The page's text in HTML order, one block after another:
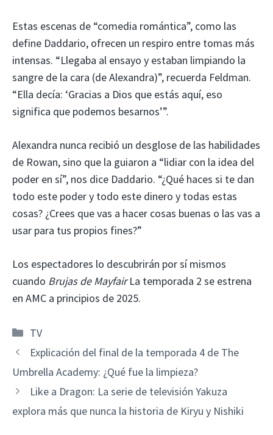
Estas escenas de “comedia romántica”, como las
define Daddario, ofrecen un respiro entre tomas más
intensas. “Llegaba al ensayo y estaban limpiando la
sangre de la cara (de Alexandra)”, recuerda Feldman.
“Ella decía: ‘Gracias a Dios que estás aquí, eso
significa que podemos besarnos’”.
Alexandra nunca recibió un desglose de las habilidades
de Rowan, sino que la guiaron a “lidiar con la idea del
poder en sí”, nos dice Daddario. “¿Qué haces si te dan
todo este poder y todo este dinero y todas estas
cosas? ¿Crees que vas a hacer cosas buenas o las vas a
usar para tus propios fines?”
Los espectadores lo descubrirán por sí mismos
cuando Brujas de MayfairLa temporada 2 se estrena
en AMC a principios de 2025.
Categorías
TV
Explicación del final de la temporada 4 de The
Umbrella Academy: ¿Qué fue la limpieza?
Like a Dragon: La serie de televisión Yakuza
explora más que nunca la historia de Kiryu y Nishiki